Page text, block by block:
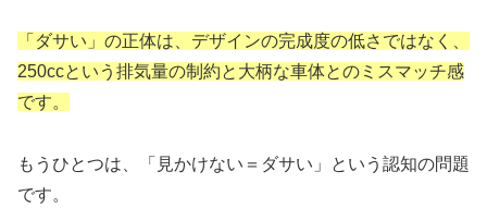
「ダサい」の正体は、デザインの完成度の低さではなく、
250ccという排気量の制約と大柄な車体とのミスマッチ感
です。
もうひとつは、「見かけない＝ダサい」という認知の問題
です。